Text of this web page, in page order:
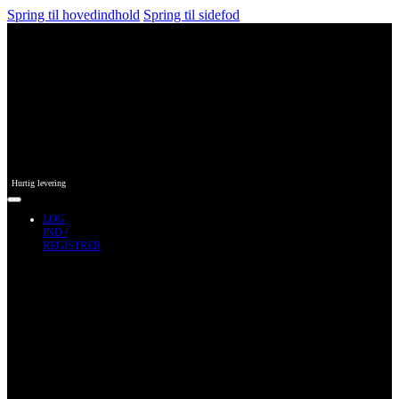
Spring til hovedindhold Spring til sidefod
Hurtig levering
LOG
IND /
REGISTRER